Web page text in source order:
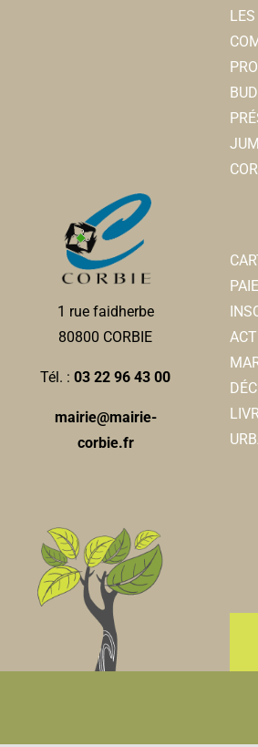
1 rue faidherbe
80800 CORBIE
Tél. :03 22 96 43 00
mairie@mairie-
corbie.fr